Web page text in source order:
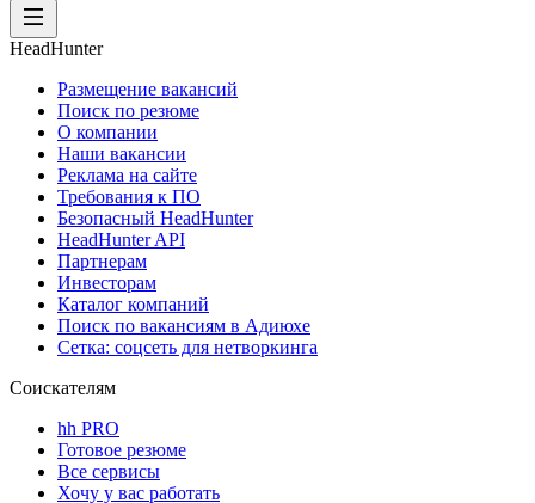
HeadHunter
Размещение вакансий
Поиск по резюме
О компании
Наши вакансии
Реклама на сайте
Требования к ПО
Безопасный HeadHunter
HeadHunter API
Партнерам
Инвесторам
Каталог компаний
Поиск по вакансиям в Адиюхе
Сетка: соцсеть для нетворкинга
Соискателям
hh PRO
Готовое резюме
Все сервисы
Хочу у вас работать